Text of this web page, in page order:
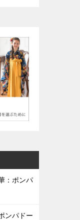
：ポンパ
ンパドー